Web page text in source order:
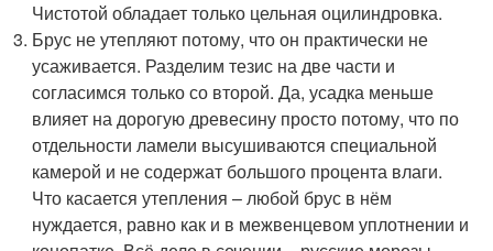
Чистотой обладает только цельная оцилиндровка.
Брус не утепляют потому, что он практически не
усаживается. Разделим тезис на две части и
согласимся только со второй. Да, усадка меньше
влияет на дорогую древесину просто потому, что по
отдельности ламели высушиваются специальной
камерой и не содержат большого процента влаги.
Что касается утепления – любой брус в нём
нуждается, равно как и в межвенцевом уплотнении и